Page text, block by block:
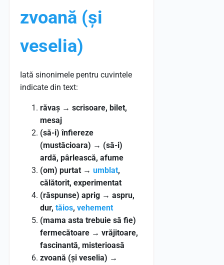
zvoană (și
veselia)
Iată sinonimele pentru cuvintele
indicate din text:
răvaș → scrisoare, bilet,
mesaj
(să-i) înfiereze
(mustăcioara) → (să-i)
ardă, pârlească, afume
(om) purtat → umblat,
călătorit, experimentat
(răspunse) aprig → aspru,
dur, tăios, vehement
(mama asta trebuie să fie)
fermecătoare → vrăjitoare,
fascinantă, misterioasă
zvoană (și veselia) →